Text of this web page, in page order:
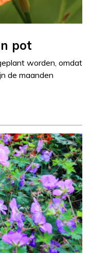
pot
worden, omdat
de maanden